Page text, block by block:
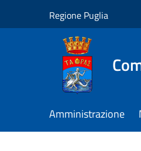
Regione Puglia
Amministrazione